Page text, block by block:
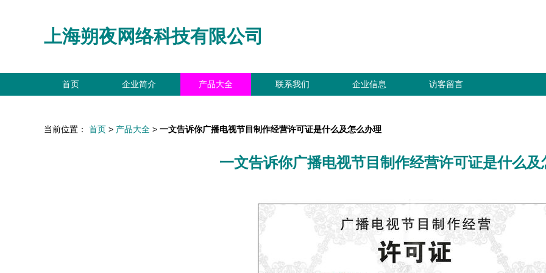
上海朔夜网络科技有限公司
首页 企业简介 产品大全 联系我们 企业信息 访客留言
当前位置： 首页 > 产品大全 > 一文告诉你广播电视节目制作经营许可证是什么及怎么办理
一文告诉你广播电视节目制作经营许可证是什么及